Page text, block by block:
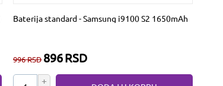
Baterija standard - Samsung i9100 S2 1650mAh
996RSD 896RSD
+